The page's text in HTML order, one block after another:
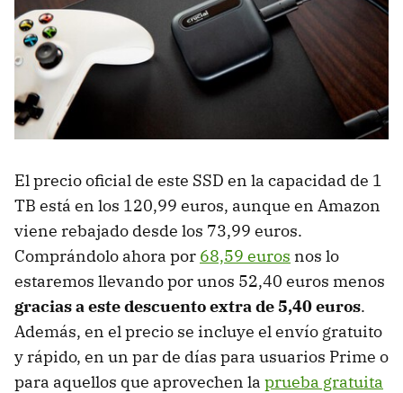
El precio oficial de este SSD en la capacidad de 1
TB está en los 120,99 euros, aunque en Amazon
viene rebajado desde los 73,99 euros.
Comprándolo ahora por 68,59 euros nos lo
estaremos llevando por unos 52,40 euros menos
gracias a este descuento extra de 5,40 euros.
Además, en el precio se incluye el envío gratuito
y rápido, en un par de días para usuarios Prime o
para aquellos que aprovechen la prueba gratuita